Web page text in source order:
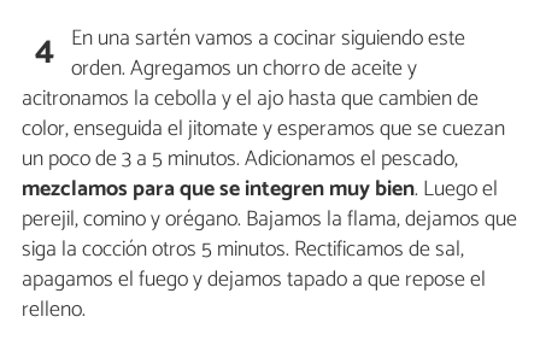
4 En una sartén vamos a cocinar siguiendo este
orden. Agregamos un chorro de aceite y
acitronamos la cebolla y el ajo hasta que cambien de
color, enseguida el jitomate y esperamos que se cuezan
un poco de 3 a 5 minutos. Adicionamos el pescado,
mezclamos para que se integren muy bien. Luego el
perejil, comino y orégano. Bajamos la flama, dejamos que
siga la cocción otros 5 minutos. Rectificamos de sal,
apagamos el fuego y dejamos tapado a que repose el
relleno.